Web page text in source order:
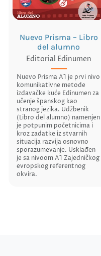
Nuevo Prisma – Libro
del alumno
Editorial Edinumen
Nuevo Prisma A1 je prvi nivo
komunikativne metode
izdavačke kuće Edinumen za
učenje španskog kao
stranog jezika. Udžbenik
(Libro del alumno) namenjen
je potpunim početnicima i
kroz zadatke iz stvarnih
situacija razvija osnovno
sporazumevanje. Usklađen
je sa nivoom A1 Zajedničkog
evropskog referentnog
okvira.